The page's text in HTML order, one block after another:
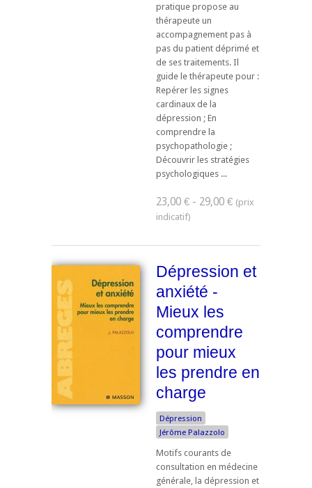
pratique propose au
thérapeute un
accompagnement pas à
pas du patient déprimé et
de ses traitements. Il
guide le thérapeute pour :
Repérer les signes
cardinaux de la
dépression ; En
comprendre la
psychopathologie ;
Découvrir les stratégies
psychologiques ...
23,00 € - 29,00 €
Dépression et
anxiété -
Mieux les
comprendre
pour mieux
les prendre en
charge
Dépression
Jérôme Palazzolo
Motifs courants de
consultation en médecine
générale, la dépression et